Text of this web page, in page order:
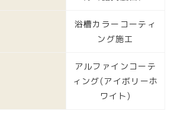
浴槽カラーコーティ
ング施工
アルファインコーテ
ィング(アイボリーホ
ワイト)